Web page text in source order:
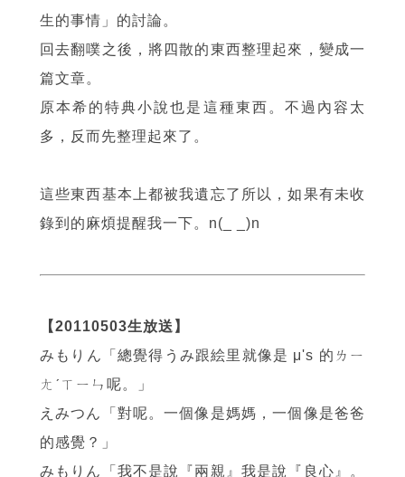
生的事情」的討論。
回去翻噗之後，將四散的東西整理起來，變成一
篇文章。
原本希的特典小說也是這種東西。不過內容太
多，反而先整理起來了。
這些東西基本上都被我遺忘了所以，如果有未收
錄到的麻煩提醒我一下。n(_ _)n
【20110503生放送】
みもりん「總覺得うみ跟絵里就像是 μ's 的ㄌㄧ
ㄤˊㄒㄧㄣ呢。」
えみつん「對呢。一個像是媽媽，一個像是爸爸
的感覺？」
みもりん「我不是說『兩親』我是說『良心』。